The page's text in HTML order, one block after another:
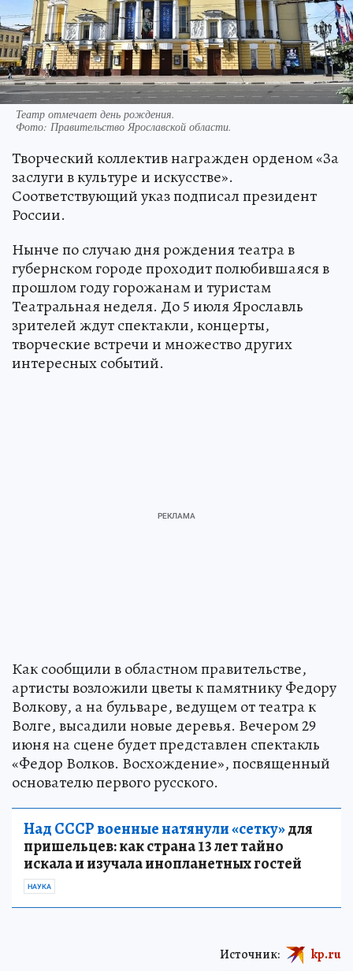
Театр отмечает день рождения.
Фото: Правительство Ярославской области.
Творческий коллектив награжден орденом «За
заслуги в культуре и искусстве».
Соответствующий указ подписал президент
России.
Нынче по случаю дня рождения театра в
губернском городе проходит полюбившаяся в
прошлом году горожанам и туристам
Театральная неделя. До 5 июля Ярославль
зрителей ждут спектакли, концерты,
творческие встречи и множество других
интересных событий.
Как сообщили в областном правительстве,
артисты возложили цветы к памятнику Федору
Волкову, а на бульваре, ведущем от театра к
Волге, высадили новые деревья. Вечером 29
июня на сцене будет представлен спектакль
«Федор Волков. Восхождение», посвященный
основателю первого русского.
Над СССР военные натянули «сетку»для
пришельцев: как страна 13 лет тайно
искала и изучала инопланетных гостей
НАУКА
Источник: kp.ru